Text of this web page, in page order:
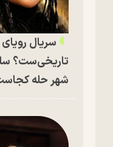
سریال
تاریخی‌ست؟
شهر حله